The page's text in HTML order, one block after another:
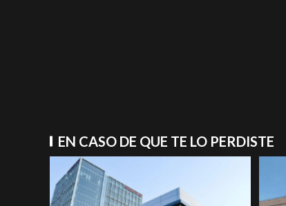
EN CASO DE QUE TE LO PERDISTE